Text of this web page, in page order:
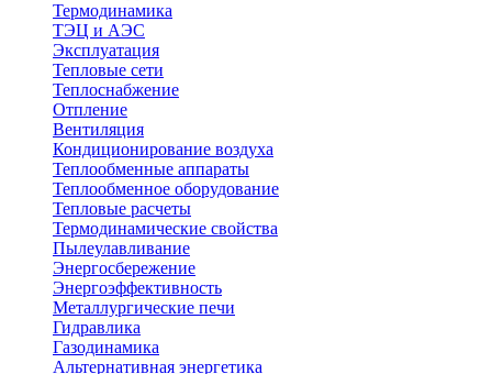
Термодинамика
ТЭЦ и АЭС
Эксплуатация
Тепловые сети
Теплоснабжение
Отпление
Вентиляция
Кондиционирование воздуха
Теплообменные аппараты
Теплообменное оборудование
Тепловые расчеты
Термодинамические свойства
Пылеулавливание
Энергосбережение
Энергоэффективность
Металлургические печи
Гидравлика
Газодинамика
Альтернативная энергетика